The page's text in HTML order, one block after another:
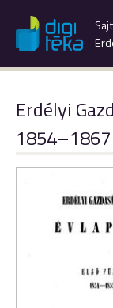
Erdélyi
1854–1867